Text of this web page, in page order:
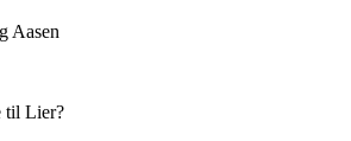
Aasen
til Lier?